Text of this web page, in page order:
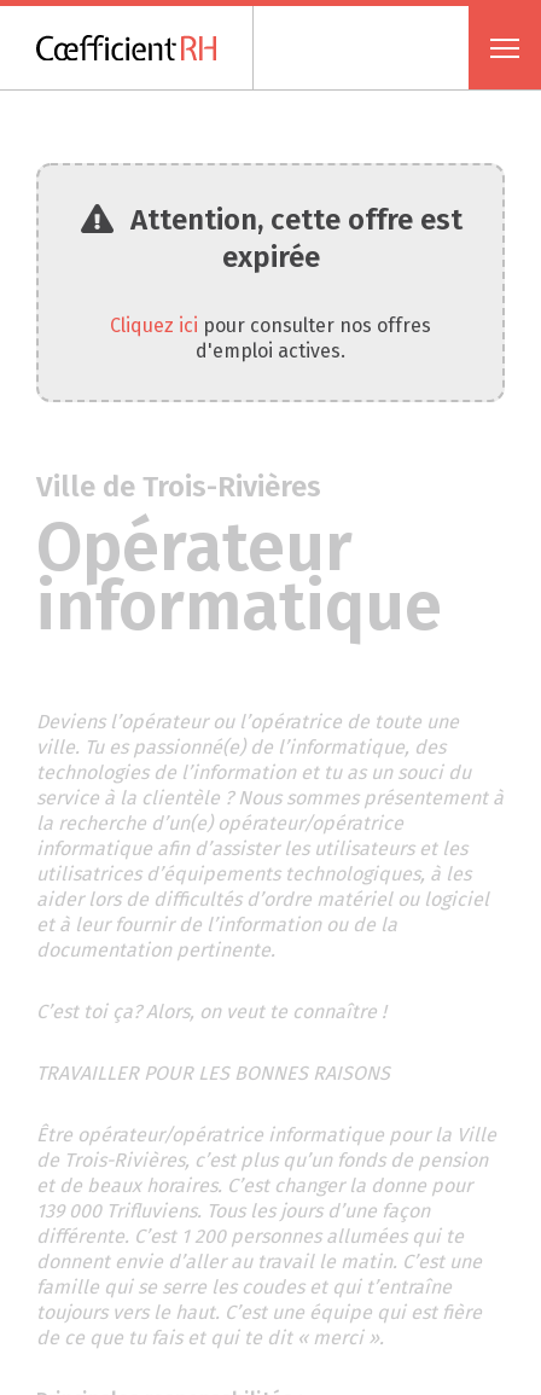
Attention, cette offre est
expirée
Cliquez ici pour consulter nos offres
d'emploi actives.
Ville de Trois-Rivières
Opérateur
informatique
Deviens l’opérateur ou l’opératrice de toute une
ville. Tu es passionné(e) de l’informatique, des
technologies de l’information et tu as un souci du
service à la clientèle ? Nous sommes présentement à
la recherche d’un(e) opérateur/opératrice
informatique afin d’assister les utilisateurs et les
utilisatrices d’équipements technologiques, à les
aider lors de difficultés d’ordre matériel ou logiciel
et à leur fournir de l’information ou de la
documentation pertinente.
C’est toi ça? Alors, on veut te connaître !
TRAVAILLER POUR LES BONNES RAISONS
Être opérateur/opératrice informatique pour la Ville
de Trois-Rivières, c’est plus qu’un fonds de pension
et de beaux horaires. C’est changer la donne pour
139 000 Trifluviens. Tous les jours d’une façon
différente. C’est 1 200 personnes allumées qui te
donnent envie d’aller au travail le matin. C’est une
famille qui se serre les coudes et qui t’entraîne
toujours vers le haut. C’est une équipe qui est fière
de ce que tu fais et qui te dit « merci ».